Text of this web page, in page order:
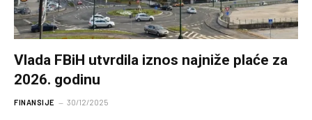
Vlada FBiH utvrdila iznos najniže plaće za
2026. godinu
FINANSIJE 30/12/2025